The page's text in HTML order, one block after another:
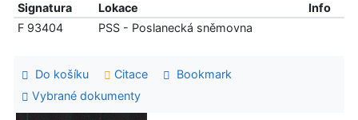
Signatura Lokace
Info
F 93404
PSS - Poslanecká sněmovna
Do košíku Citace
Bookmark
Vybrané dokumenty